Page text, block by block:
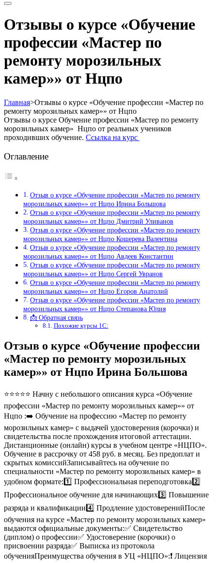
Отзывы о курсе «Обучение
профессии «Мастер по
ремонту морозильных
камер»» от Нцпо
Главная>Отзывы о курсе «Обучение профессии «Мастер по
ремонту морозильных камер»» от Нцпо
Отзывы о курсе Обучение профессии «Мастер по ремонту
морозильных камер» Нцпо от реальных учеников
проходивших обучение. Ссылка на курс
Оглавление
Отзыв о курсе «Обучение профессии «Мастер по ремонту
морозильных камер»» от Нцпо Ирина Большова
Отзыв о курсе «Обучение профессии «Мастер по ремонту
морозильных камер»» от Нцпо Дмитрий Уливанов
Отзыв о курсе «Обучение профессии «Мастер по ремонту
морозильных камер»» от Нцпо Кошерева Валентина
Отзыв о курсе «Обучение профессии «Мастер по ремонту
морозильных камер»» от Нцпо Авдеев Константин
Отзыв о курсе «Обучение профессии «Мастер по ремонту
морозильных камер»» от Нцпо Сергей Увранов
Отзыв о курсе «Обучение профессии «Мастер по ремонту
морозильных камер»» от Нцпо Егоров Анатолий
Отзыв о курсе «Обучение профессии «Мастер по ремонту
морозильных камер»» от Нцпо Степанова Юлия
📩 Обратная связь
Похожие курсы 1С:
Отзыв о курсе «Обучение профессии
«Мастер по ремонту морозильных
камер»» от Нцпо Ирина Большова
⭐⭐⭐⭐⭐ Начну с небольшого описания курса «Обучение
профессии «Мастер по ремонту морозильных камер»» от
Нцпо :➡️ Обучение на профессию «Мастер по ремонту
морозильных камер» с выдачей удостоверения (корочки) и
свидетельства после прохождения итоговой аттестации.
Дистанционные (онлайн) курсы в учебном центре «НЦПО».
Обучение в рассрочку от 458 руб. в месяц. Без предоплат и
скрытых комиссийЗаписывайтесь на обучение по
специальности «Мастер по ремонту морозильных камер» в
удобном формате:1️⃣ Профессиональная переподготовка2️⃣
Профессиональное обучение для начинающих3️⃣ Повышение
разряда и квалификации4️⃣ Продление удостоверенийПосле
обучения на курсе «Мастер по ремонту морозильных камер»
выдаются официальные документы:✅ Свидетельство
(диплом) о профессии✅ Удостоверение (корочки) о
присвоении разряда✅ Выписка из протокола
обученияПреимущества обучения в УЦ «НЦПО»:❗️ Лицензия